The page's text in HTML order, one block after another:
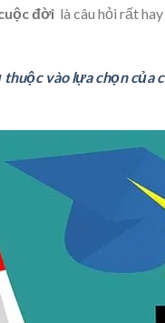
đời là câu hỏi rất
vào lựa chọn của